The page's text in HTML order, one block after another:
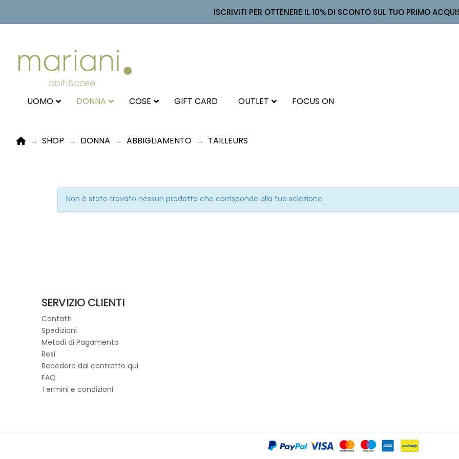
ISCRIVITI PER OTTENERE IL 10% DI SCONTO SUL TUO PRIMO
UOMO DONNA COSE GIFT CARD OUTLET FOCUS ON
HOME
→ SHOP → DONNA → ABBIGLIAMENTO → TAILLEURS
Non è stato trovato nessun prodotto che corrisponde alla tua selezione.
SERVIZIO CLIENTI
Contatti
Spedizioni
Metodi di Pagamento
Resi
Recedere dal contratto qui
FAQ
Termini e condizioni